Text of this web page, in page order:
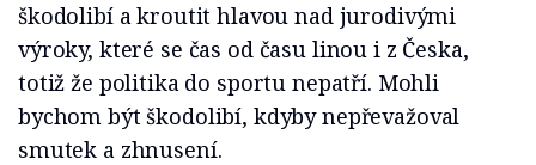
škodolibí a kroutit hlavou nad jurodivými
výroky, které se čas od času linou i z Česka,
totiž že politika do sportu nepatří. Mohli
bychom být škodolibí, kdyby nepřevažoval
smutek a zhnusení.